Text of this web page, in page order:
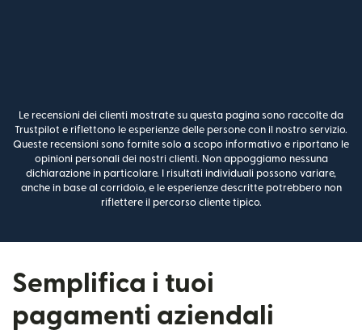
Le recensioni dei clienti mostrate su questa pagina sono raccolte da
Trustpilot e riflettono le esperienze delle persone con il nostro servizio.
Queste recensioni sono fornite solo a scopo informativo e riportano le
opinioni personali dei nostri clienti. Non appoggiamo nessuna
dichiarazione in particolare. I risultati individuali possono variare,
anche in base al corridoio, e le esperienze descritte potrebbero non
riflettere il percorso cliente tipico.
Semplifica i tuoi
pagamenti aziendali